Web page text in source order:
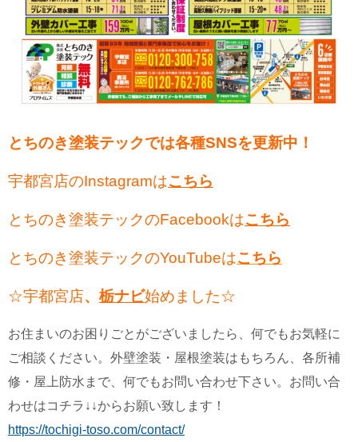
とちのき塗装テックでは各種SNSを更新中！
宇都宮店のInstagramはこちら
とちのき塗装テックのFacebookはこちら
とちのき塗装テックのYouTubeはこちら
☆宇都宮店、 栃ナビ始めました☆
お住まいのお困りごとがございましたら、何でもお気軽に
ご相談ください。外壁塗装・屋根塗装はもちろん、各所補
修・屋上防水まで、何でもお問い合わせ下さい。お問い合
わせはコチラ↓↓からお願い致します！
https://tochigi-toso.com/contact/